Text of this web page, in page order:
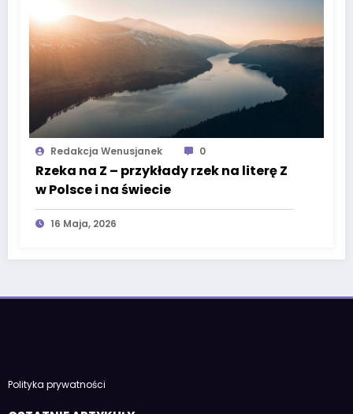
Redakcja Wenusjanek 0
Rzeka na Z – przykłady rzek na literę Z
w Polsce i na świecie
16 Maja, 2026
Polityka prywatności